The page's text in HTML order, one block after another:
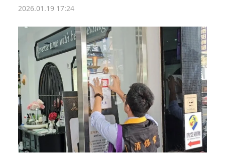
2026.01.19 17:24